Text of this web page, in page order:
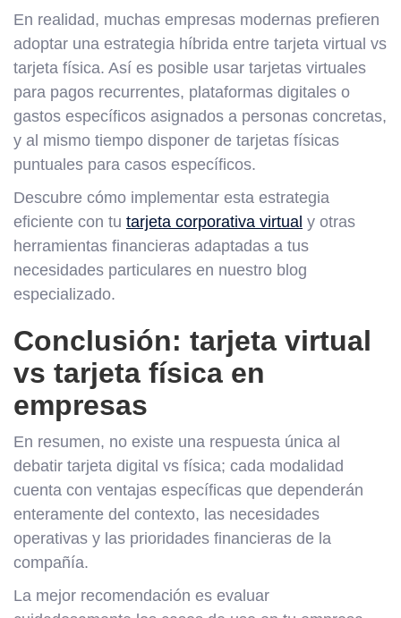
En realidad, muchas empresas modernas prefieren
adoptar una estrategia híbrida entre tarjeta virtual vs
tarjeta física. Así es posible usar tarjetas virtuales
para pagos recurrentes, plataformas digitales o
gastos específicos asignados a personas concretas,
y al mismo tiempo disponer de tarjetas físicas
puntuales para casos específicos.
Descubre cómo implementar esta estrategia
eficiente con tu tarjeta corporativa virtual y otras
herramientas financieras adaptadas a tus
necesidades particulares en nuestro blog
especializado.
Conclusión: tarjeta virtual
vs tarjeta física en
empresas
En resumen, no existe una respuesta única al
debatir tarjeta digital vs física; cada modalidad
cuenta con ventajas específicas que dependerán
enteramente del contexto, las necesidades
operativas y las prioridades financieras de la
compañía.
La mejor recomendación es evaluar